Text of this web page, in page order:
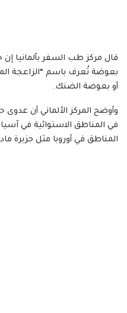
قال مركز طب السفر بألمانيا
بعوضة تُعرف باسم “الزاعجة
أو بعوضة الضنك.
وأوضح المركز الألماني أن
في المناطق الاستوائية في
المناطق في أوروبا مثل جزيرة